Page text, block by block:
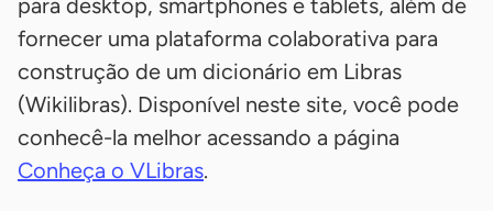
fornecer uma plataforma colaborativa para
construção de um dicionário em Libras
(Wikilibras). Disponível neste site, você pode
conhecê-la melhor acessando a página
Conheça o VLibras.